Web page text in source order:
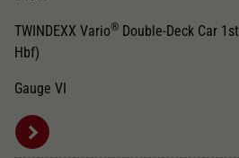
TWINDEXX Vario® Double-Deck Car
Hbf)
Gauge VI